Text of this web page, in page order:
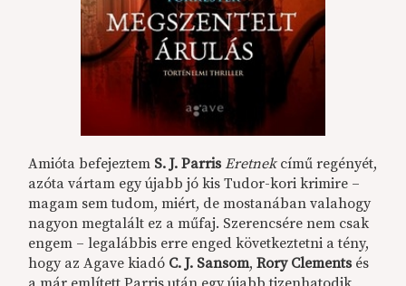
Amióta befejeztem S. J. Parris Eretnekcímű regényét,
azóta vártam egy újabb jó kis Tudor-kori krimire –
magam sem tudom, miért, de mostanában valahogy
nagyon megtalált ez a műfaj. Szerencsére nem csak
engem – legalábbis erre enged következtetni a tény,
hogy az Agave kiadó C. J. Sansom,Rory Clementsés